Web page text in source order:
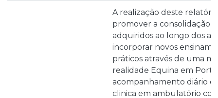
A realização deste
promover a consolidação
adquiridos ao longo dos
incorporar novos
práticos através de uma
realidade Equina em
acompanhamento diário
clinica em ambulatório